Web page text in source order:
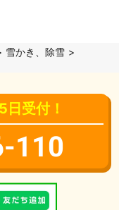
雪かき、除雪
受付！
110